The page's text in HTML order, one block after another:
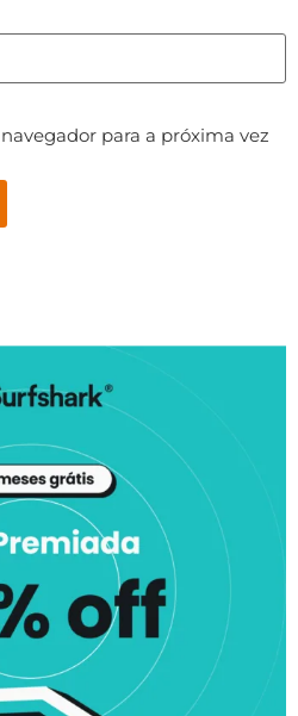
para a próxima vez